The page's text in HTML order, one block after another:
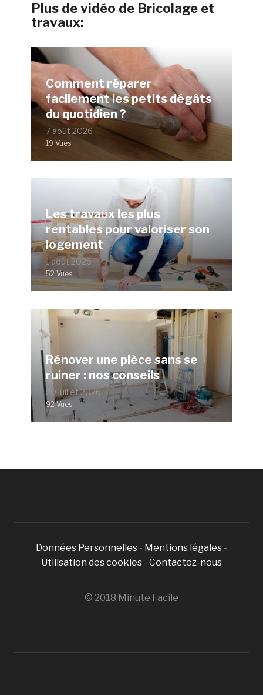
Plus de vidéo de Bricolage et
travaux:
Comment réparer
facilement les petits dégâts
du quotidien ?
7 août 2026
19 Vues
Les travaux les plus
rentables pour valoriser son
logement
1 août 2026
52 Vues
Rénover une pièce sans se
ruiner : nos conseils
20 juillet 2026
92 Vues
Données Personnelles - Mentions légales -
Utilisation des cookies - Contactez-nous
© 2018 Minute Facile